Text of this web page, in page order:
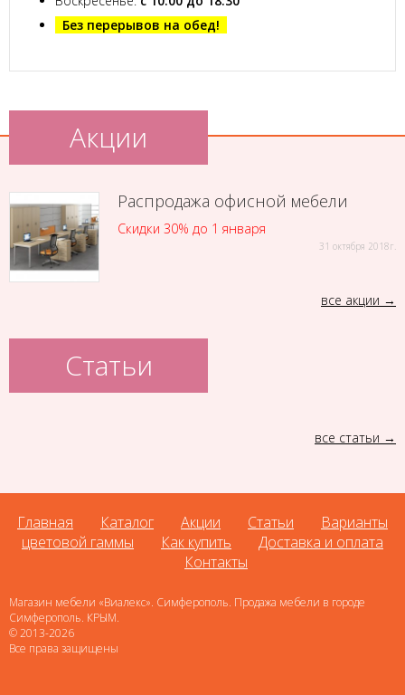
Без перерывов на обед!
Акции
Распродажа офисной мебели
Скидки 30% до 1 января
31 октября 2018г.
все акции
Статьи
все статьи
Главная Каталог Акции Статьи
Варианты
цветовой гаммы
Как купить
Доставка и оплата
Контакты
Магазин мебели «Виалекс». Симферополь. Продажа мебели в городе
Симферополь. КРЫМ.
© 2013-2026
Все права защищены